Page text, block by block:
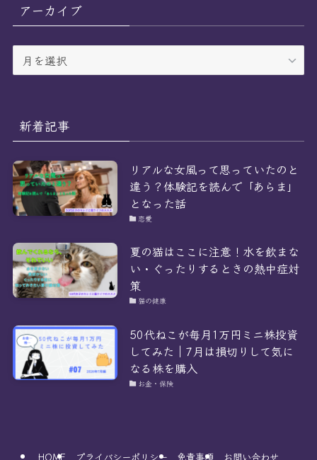
ー
アーカイブ
ー
ブ
新着記事
リアルな女風って思っていたのと
違う？体験記を読んで「あらま」
となった話
恋愛
夏の猫はここに注意！水を飲まな
い・ぐったりするときの熱中症対
策
猫の健康
50代ねこが毎月1万円ミニ株投資
してみた｜7月は損切りして気に
なる株を購入
お金・保険
HOME プライバシーポリシー 免責事項 お問い合わせ